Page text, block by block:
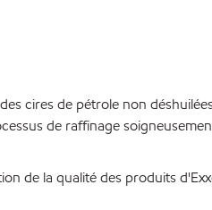
cires de pétrole non
de raffinage
de la qualité des produits